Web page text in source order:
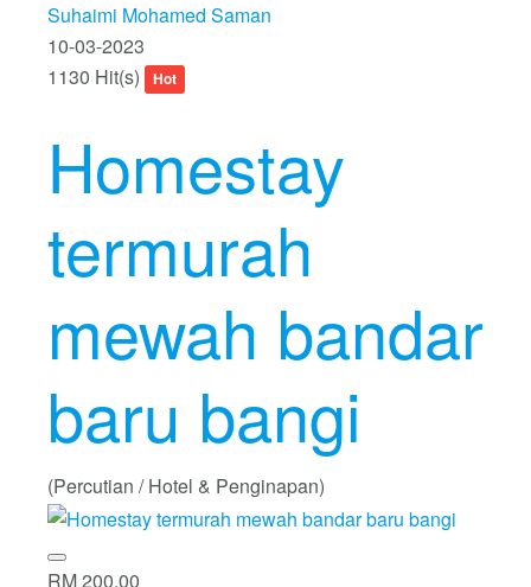
Suhaimi Mohamed Saman
10-03-2023
1130 Hit(s)
Hot
Homestay
termurah
mewah bandar
baru bangi
(Percutian / Hotel & Penginapan)
RM 200.00